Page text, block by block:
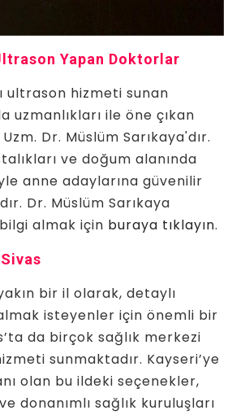
Yapan Doktorlar
ultrason hizmeti sunan
uzmanlıkları ile öne çıkan
Dr. Müslüm Sarıkaya'dır.
ve doğum alanında
anne adaylarına güvenilir
Dr. Müslüm Sarıkaya
almak için buraya tıklayın.
bir il olarak, detaylı
isteyenler için önemli bir
da birçok sağlık merkezi
sunmaktadır. Kayseri’ye
olan bu ildeki seçenekler,
donanımlı sağlık kuruluşları